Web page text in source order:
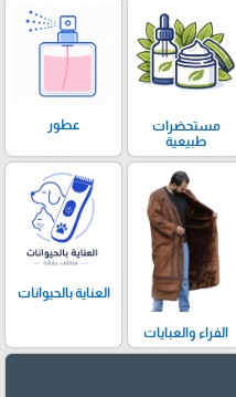
مستحضرات
طبيعية
عطور
الفراء والعبايات
العناية بالحيوانات